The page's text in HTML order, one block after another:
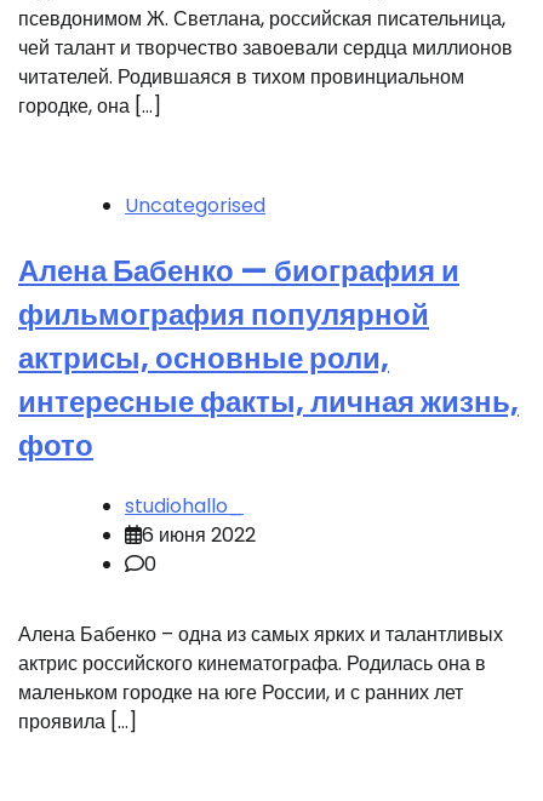
псевдонимом Ж. Светлана, российская писательница,
чей талант и творчество завоевали сердца миллионов
читателей. Родившаяся в тихом провинциальном
городке, она […]
Uncategorised
Алена Бабенко — биография и
фильмография популярной
актрисы, основные роли,
интересные факты, личная жизнь,
фото
studiohallo_
6 июня 2022
0
Алена Бабенко – одна из самых ярких и талантливых
актрис российского кинематографа. Родилась она в
маленьком городке на юге России, и с ранних лет
проявила […]